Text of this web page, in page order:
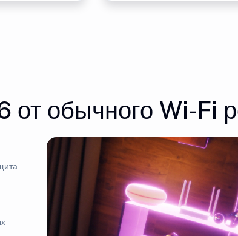
от обычного Wi-Fi